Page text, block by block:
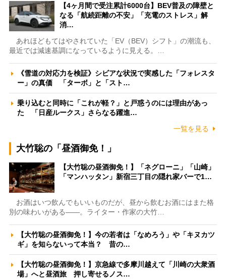
【4ヶ月間で受注累計6000台】BEV普及の障壁と
なる「航続距離の不安」「充電のストレス」解
消…
あれほどもてはやされていた「EV（BEV）シフト」の潮流も、
最近では減速基調になっているように見える。…
《雪道の対応力を検証》シビアな状況で実感した「フォレスタ
ー」の真価 「ターボ」と「スト…
乗り込むと同時に「これが軽？」と戸惑うのには理由があっ
た 「日産ルークス」さらなる躍進…
一覧を見る
大竹聡の「昼酒御免！」
【大竹聡の昼酒御免！】「ネグローニ」「山崎」
「マンハッタン」新宿三丁目の隠れ家バーで1…
お酒はいつ飲んでもいいものだが、昼から飲むお酒にはまた格
別の味わいがある――。ライター・作家の大竹…
【大竹聡の昼酒御免！】今の若者は「なめろう」や「キヌカツ
ギ」を知らないって本当？ 昔の…
【大竹聡の昼酒御免！】京急線で多摩川越えて「川崎の大衆酒
場」へと昼酒旅 押し寄せるノス…